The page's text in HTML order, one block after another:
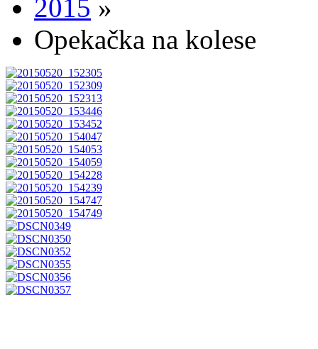
2015 »
Opekačka na kolese